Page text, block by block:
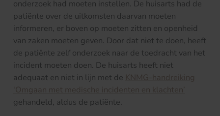
onderzoek had moeten instellen. De huisarts had de
patiënte over de uitkomsten daarvan moeten
informeren, er boven op moeten zitten en openheid
van zaken moeten geven. Door dat niet te doen, heeft
de patiënte zelf onderzoek naar de toedracht van het
incident moeten doen. De huisarts heeft niet
adequaat en niet in lijn met de KNMG-handreiking
‘Omgaan met medische incidenten en klachten’
gehandeld, aldus de patiënte.